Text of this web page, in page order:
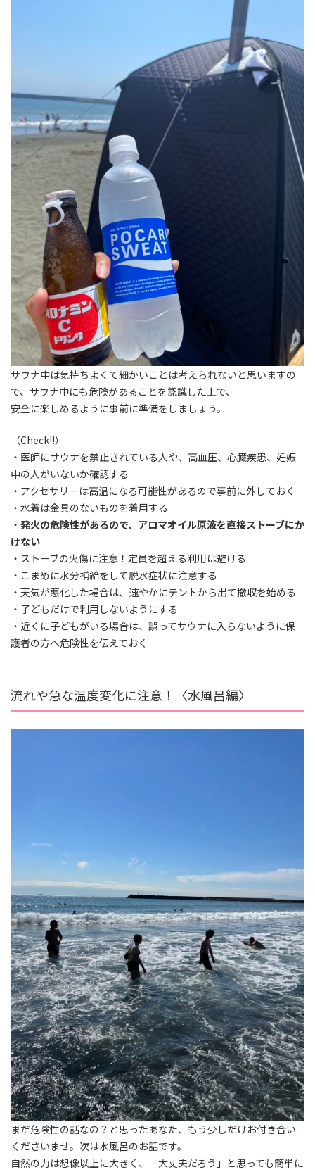
サウナ中は気持ちよくて細かいことは考えられないと思いますの
で、サウナ中にも危険があることを認識した上で、
安全に楽しめるように事前に準備をしましょう。
（Check!!）
・ 医師にサウナを禁止されている人や、高血圧、心臓疾患、妊娠
中の人がいないか確認する
・アクセサリーは高温になる可能性があるので事前に外しておく
・水着は金具のないものを着用する
・ 発火の危険性があるので、 アロマオイル原液を直接ストーブにか
けない
・ストーブの火傷に注意！定員を超える利用は避ける
・こまめに水分補給をして脱水症状に注意する
・天気が悪化した場合は、速やかにテントから出て撤収を始める
・子どもだけで利用しないようにする
・近くに子どもがいる場合は、誤ってサウナに入らないように保
護者の方へ危険性を伝えておく
流れや急な温度変化に注意！〈水風呂編〉
まだ危険性の話なの？と思ったあなた、もう少しだけお付き合い
くださいませ。次は水風呂のお話です。
自然の力は想像以上に大きく、「大丈夫だろう」と思っても簡単に